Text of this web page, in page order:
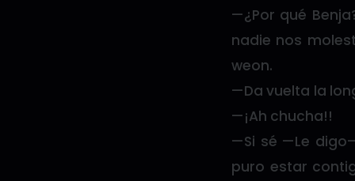
—¿Por qué
nadie nos
weon.
—Da vuelta la
—¡Ah chucha!!
—Si sé —Le
puro estar